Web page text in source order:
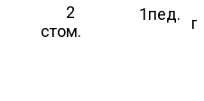
2
стом.
1пед.